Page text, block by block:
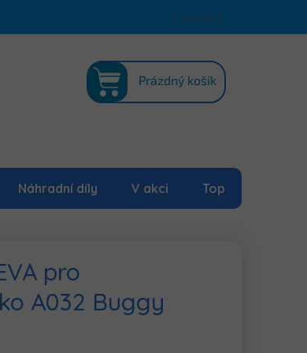
Podmínky ochrany osobních údajů Mapa serveru
Přihlášení
KOŠÍK
Prázdný košík
Náhradní díly V akci Top
pro
A032 Buggy